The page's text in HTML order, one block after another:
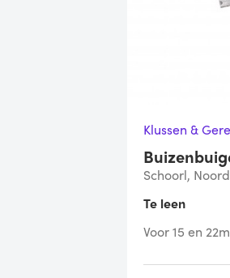
Klussen &
Schoorl,
Te leen
Voor 15 en